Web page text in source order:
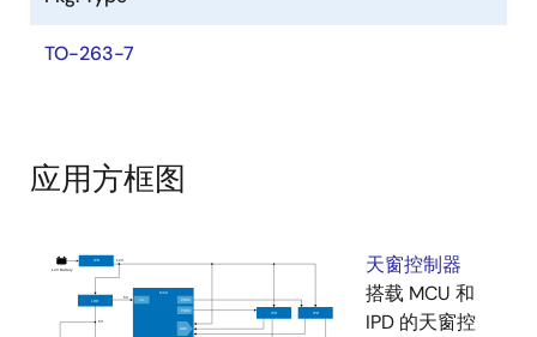
TO-263-7
应用方框图
天窗控制器
搭载 MCU 和
IPD 的天窗控